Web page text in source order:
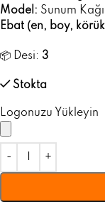
Model: Sunum
Ebat (en, boy,
📦 Desi: 3
Stokta
Logonuzu Yükleyin